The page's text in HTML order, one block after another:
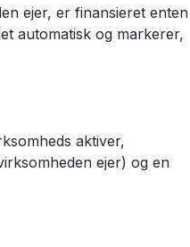
ejer, er finansieret enten
automatisk og markerer,
aktiver,
ejer) og en